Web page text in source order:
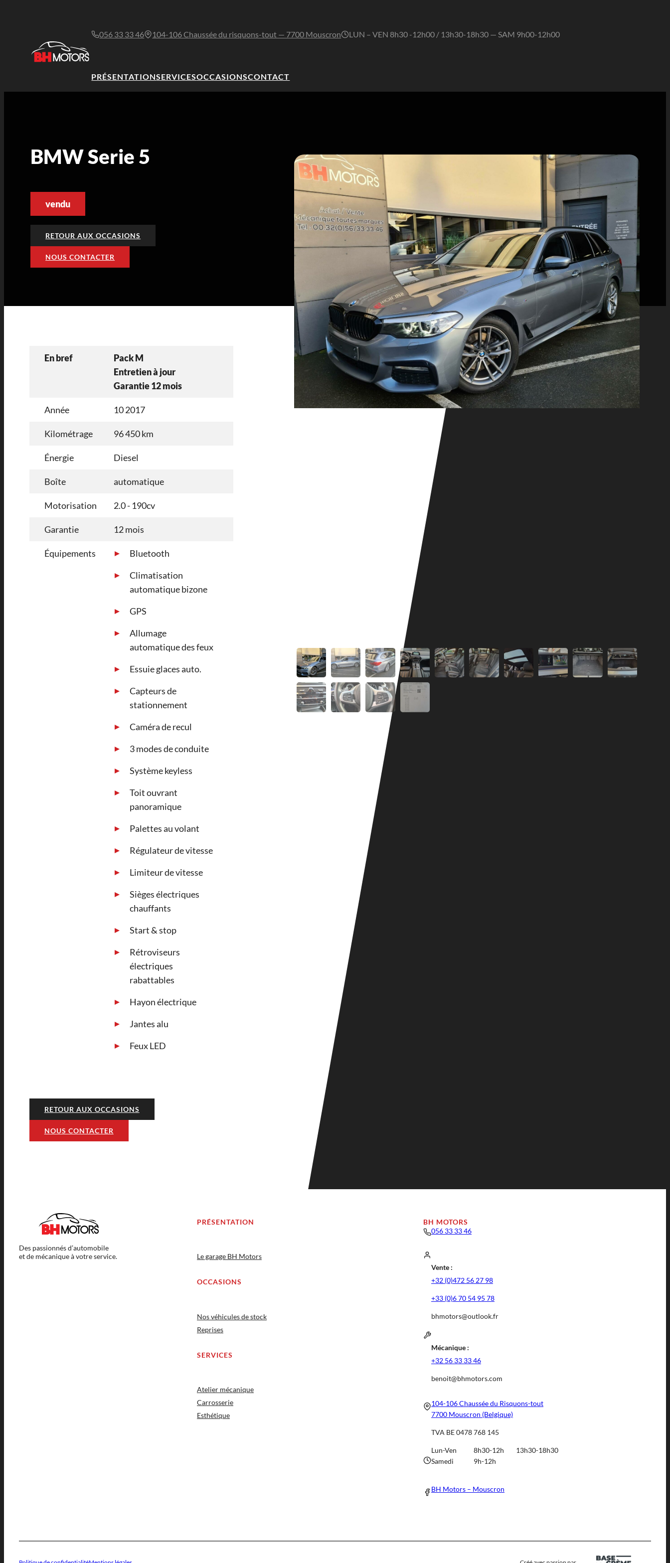
056 33 33 46 104-106 Chaussée du risquons-tout — 7700 Mouscron LUN – VEN 8h30 -12h00 / 13h30-18h30 — SAM 9h00-12h00
PRÉSENTATIONSERVICESOCCASIONSCONTACT
BMW Serie 5
vendu
RETOUR AUX OCCASIONS
NOUS CONTACTER
En bref
Pack M
Entretien à jour
Garantie 12 mois
Année 10 2017
Kilométrage 96 450 km
Énergie Diesel
Boîte automatique
Motorisation 2.0 - 190cv
Garantie 12 mois
Équipements
Bluetooth
Climatisation
automatique bizone
GPS
Allumage
automatique des feux
Essuie glaces auto.
Capteurs de
stationnement
Caméra de recul
3 modes de conduite
Système keyless
Toit ouvrant
panoramique
Palettes au volant
Régulateur de vitesse
Limiteur de vitesse
Sièges électriques
chauffants
Start & stop
Rétroviseurs
électriques
rabattables
Hayon électrique
Jantes alu
Feux LED
RETOUR AUX OCCASIONS
NOUS CONTACTER
Des passionnés d’automobile
et de mécanique à votre service.
PRÉSENTATION
Le garage BH Motors
OCCASIONS
Nos véhicules de stock
Reprises
SERVICES
Atelier mécanique
Carrosserie
Esthétique
BH MOTORS
056 33 33 46
Vente :
+32 (0)472 56 27 98
+33 (0)6 70 54 95 78
bhmotors@outlook.fr
Mécanique :
+32 56 33 33 46
benoit@bhmotors.com
104-106 Chaussée du Risquons-tout
7700 Mouscron (Belgique)
TVA BE 0478 768 145
Lun-Ven 8h30-12h
13h30-18h30
Samedi
9h-12h
BH Motors – Mouscron